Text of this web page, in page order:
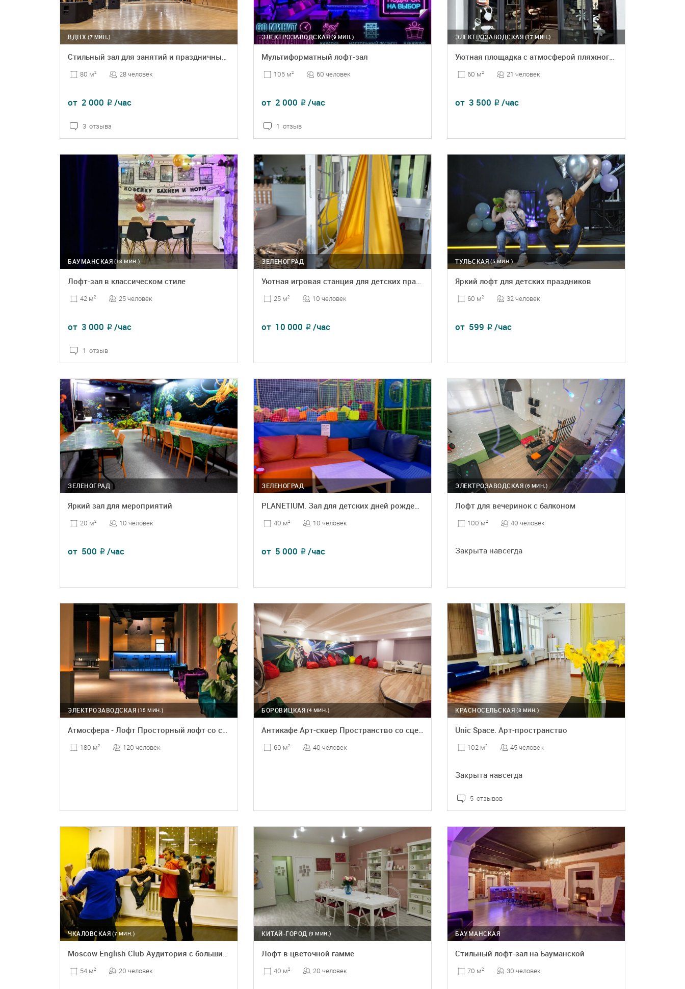
(7 МИН.)
ВДНХ
Стильный зал для занятий и праздничных мероприятий
80 м2 28 человек
от 2 000 ₽ /час
3 отзыва
(9 МИН.)
ЭЛЕКТРОЗАВОДСКАЯ
Мультиформатный лофт-зал
105 м2 60 человек
от 2 000 ₽ /час
1 отзыв
(17 МИН.)
ЭЛЕКТРОЗАВОДСКАЯ
Уютная площадка с атмосферой пляжного отдыха
60 м2 21 человек
от 3 500 ₽ /час
(13 МИН.)
БАУМАНСКАЯ
Лофт-зал в классическом стиле
42 м2 25 человек
от 3 000 ₽ /час
1 отзыв
ЗЕЛЕНОГРАД
Уютная игровая станция для детских праздников
25 м2 10 человек
от 10 000 ₽ /час
(5 МИН.)
ТУЛЬСКАЯ
Яркий лофт для детских праздников
60 м2 32 человек
от 599 ₽ /час
ЗЕЛЕНОГРАД
Яркий зал для мероприятий
20 м2 10 человек
от 500 ₽ /час
ЗЕЛЕНОГРАД
PLANETIUM. Зал для детских дней рождения
40 м2 10 человек
от 5 000 ₽ /час
(6 МИН.)
ЭЛЕКТРОЗАВОДСКАЯ
Лофт для вечеринок с балконом
100 м2 40 человек
Закрыта навсегда
(15 МИН.)
ЭЛЕКТРОЗАВОДСКАЯ
Атмосфера - Лофт Просторный лофт со сценой
180 м2 120 человек
(4 МИН.)
БОРОВИЦКАЯ
Антикафе Арт-сквер Пространство со сценой и мягкими пуфиками
60 м2 40 человек
(8 МИН.)
КРАСНОСЕЛЬСКАЯ
Unic Space. Арт-пространство
102 м2 45 человек
Закрыта навсегда
5 отзывов
(7 МИН.)
ЧКАЛОВСКАЯ
Moscow English Club Аудитория с большим окном
54 м2 20 человек
(9 МИН.)
КИТАЙ-ГОРОД
Лофт в цветочной гамме
40 м2 20 человек
БАУМАНСКАЯ
Стильный лофт-зал на Бауманской
70 м2 30 человек